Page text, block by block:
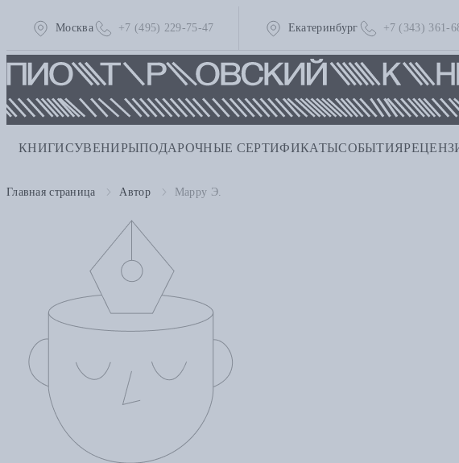
Москва +7 (495) 229-75-47 Екатеринбург +7 (343) 361-
КНИГИСУВЕНИРЫПОДАРОЧНЫЕ СЕРТИФИКАТЫСОБЫТИЯ
Главная страница Автор Марру Э.